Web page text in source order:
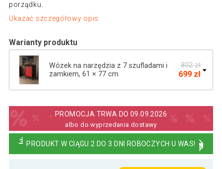
porządku.
Ukazać szczegółowy opis
Warianty produktu
Wózek na narzędzia z 7 szufladami i
zamkiem, 61 × 77 cm
802 zł
699 zł
65 cm, czerwony
569 zł
szufladami, 61 × 77 cm
627 zł
PROMOCJA TRWA DO 09.09.2026
albo do wyprzedania dostawy
PRODUKT W CIĄGU 2 DO 3 DNI ROBOCZYCH U WAS!